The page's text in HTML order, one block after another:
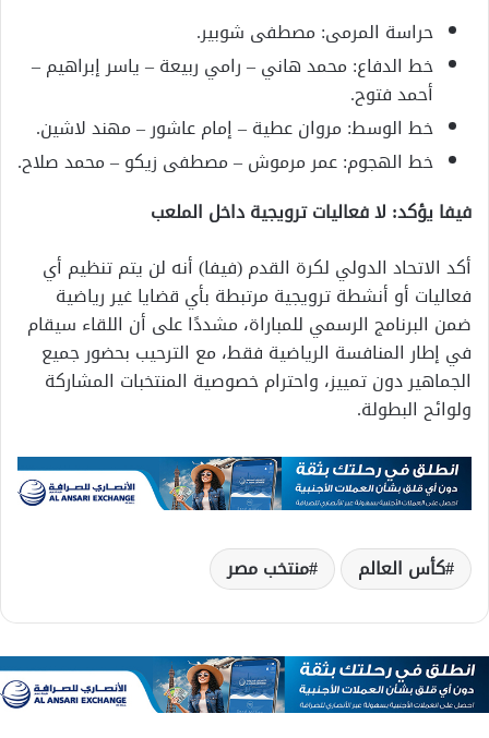
حراسة المرمى: مصطفى شوبير.
خط الدفاع: محمد هاني – رامي ربيعة – ياسر إبراهيم –
أحمد فتوح.
خط الوسط: مروان عطية – إمام عاشور – مهند لاشين.
خط الهجوم: عمر مرموش – مصطفى زيكو – محمد صلاح.
فيفا يؤكد: لا فعاليات ترويجية داخل الملعب
أكد الاتحاد الدولي لكرة القدم (فيفا) أنه لن يتم تنظيم أي
فعاليات أو أنشطة ترويجية مرتبطة بأي قضايا غير رياضية
ضمن البرنامج الرسمي للمباراة، مشددًا على أن اللقاء سيقام
في إطار المنافسة الرياضية فقط، مع الترحيب بحضور جميع
الجماهير دون تمييز، واحترام خصوصية المنتخبات المشاركة
ولوائح البطولة.
كأس العالم منتخب مصر